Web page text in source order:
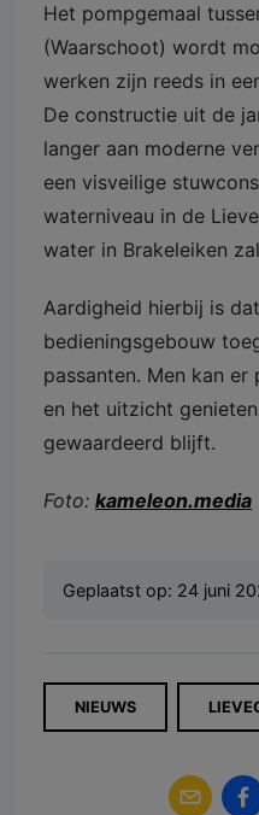
Het pompgemaal
(Waarschoot) wordt
werken zijn reeds in
De constructie uit de
langer aan moderne
een visveilige
waterniveau in de
water in Brakeleiken
Aardigheid hierbij is
bedieningsgebouw
passanten. Men kan
en het uitzicht
gewaardeerd blijft.
Foto: kameleon.media
Geplaatst op: 24 juni
NIEUWS